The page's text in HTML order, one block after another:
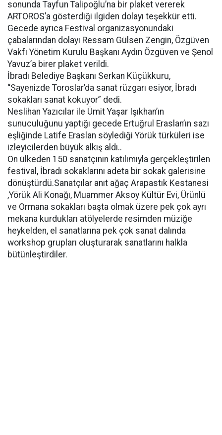
sonunda Tayfun Talipoğlu’na bir plaket vererek
ARTOROS’a gösterdiği ilgiden dolayı teşekkür etti.
Gecede ayrıca Festival organizasyonundaki
çabalarından dolayı Ressam Gülsen Zengin, Özgüven
Vakfı Yönetim Kurulu Başkanı Aydın Özgüven ve Şenol
Yavuz’a birer plaket verildi.
İbradı Belediye Başkanı Serkan Küçükkuru,
“Sayenizde Toroslar’da sanat rüzgarı esiyor, İbradı
sokakları sanat kokuyor” dedi.
Neslihan Yazıcılar ile Ümit Yaşar Işıkhan’ın
sunuculuğunu yaptığı gecede Ertuğrul Eraslan’ın sazı
eşliğinde Latife Eraslan söylediği Yörük türküleri ise
izleyicilerden büyük alkış aldı..
On ülkeden 150 sanatçının katılımıyla gerçekleştirilen
festival, İbradı sokaklarını adeta bir sokak galerisine
dönüştürdü.Sanatçılar anıt ağaç Arapastık Kestanesi
,Yörük Ali Konağı, Muammer Aksoy Kültür Evi, Ürünlü
ve Ormana sokakları başta olmak üzere pek çok ayrı
mekana kurdukları atölyelerde resimden müziğe
heykelden, el sanatlarına pek çok sanat dalında
workshop grupları oluşturarak sanatlarını halkla
bütünleştirdiler.